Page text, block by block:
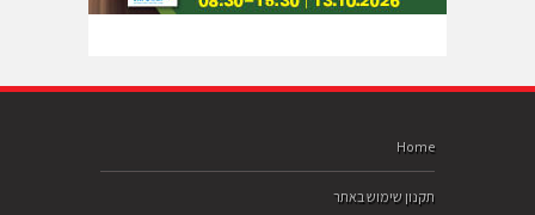
Home
תקנון שימוש באתר